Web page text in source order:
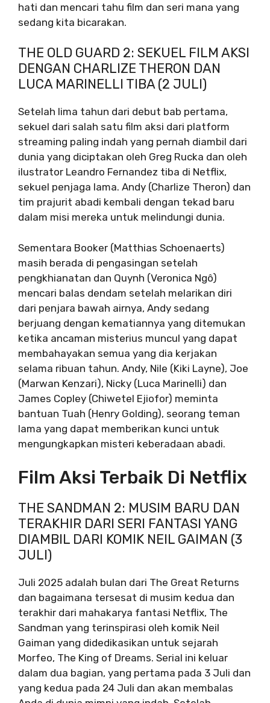
hati dan mencari tahu film dan seri mana yang
sedang kita bicarakan.
THE OLD GUARD 2: SEKUEL FILM AKSI
DENGAN CHARLIZE THERON DAN
LUCA MARINELLI TIBA (2 JULI)
Setelah lima tahun dari debut bab pertama,
sekuel dari salah satu film aksi dari platform
streaming paling indah yang pernah diambil dari
dunia yang diciptakan oleh Greg Rucka dan oleh
ilustrator Leandro Fernandez tiba di Netflix,
sekuel penjaga lama. Andy (Charlize Theron) dan
tim prajurit abadi kembali dengan tekad baru
dalam misi mereka untuk melindungi dunia.
Sementara Booker (Matthias Schoenaerts)
masih berada di pengasingan setelah
pengkhianatan dan Quynh (Veronica Ngô)
mencari balas dendam setelah melarikan diri
dari penjara bawah airnya, Andy sedang
berjuang dengan kematiannya yang ditemukan
ketika ancaman misterius muncul yang dapat
membahayakan semua yang dia kerjakan
selama ribuan tahun. Andy, Nile (Kiki Layne), Joe
(Marwan Kenzari), Nicky (Luca Marinelli) dan
James Copley (Chiwetel Ejiofor) meminta
bantuan Tuah (Henry Golding), seorang teman
lama yang dapat memberikan kunci untuk
mengungkapkan misteri keberadaan abadi.
Film Aksi Terbaik Di Netflix
THE SANDMAN 2: MUSIM BARU DAN
TERAKHIR DARI SERI FANTASI YANG
DIAMBIL DARI KOMIK NEIL GAIMAN (3
JULI)
Juli 2025 adalah bulan dari The Great Returns
dan bagaimana tersesat di musim kedua dan
terakhir dari mahakarya fantasi Netflix, The
Sandman yang terinspirasi oleh komik Neil
Gaiman yang didedikasikan untuk sejarah
Morfeo, The King of Dreams. Serial ini keluar
dalam dua bagian, yang pertama pada 3 Juli dan
yang kedua pada 24 Juli dan akan membalas